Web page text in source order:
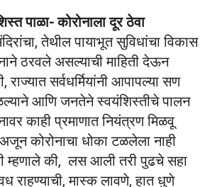
पाळा- कोरोनाला दूर ठेवा
तेथील पायाभूत सुविधांचा विकास
ठरवले असल्याची माहिती देऊन
सर्वधर्मियांनी आपापल्या सण
आणि जनतेने स्वयंशिस्तीचे पालन
काही प्रमाणात नियंत्रण मिळवू
कोरोनाचा धोका टळलेला नाही
म्हणाले की, लस आली तरी पुढचे सहा
राहण्याची, मास्क लावणे, हात धुणे